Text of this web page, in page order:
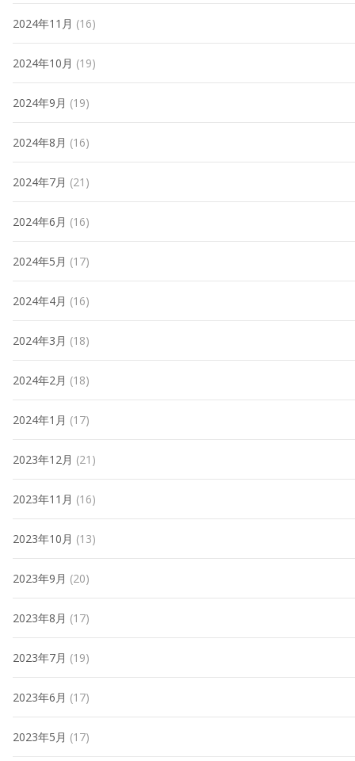
2024年11月 (16)
2024年10月 (19)
2024年9月 (19)
2024年8月 (16)
2024年7月 (21)
2024年6月 (16)
2024年5月 (17)
2024年4月 (16)
2024年3月 (18)
2024年2月 (18)
2024年1月 (17)
2023年12月 (21)
2023年11月 (16)
2023年10月 (13)
2023年9月 (20)
2023年8月 (17)
2023年7月 (19)
2023年6月 (17)
2023年5月 (17)